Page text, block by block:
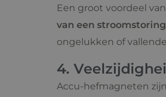
Een groot voordeel
van een stroomstoring
ongelukken of
4.
Accu-hefmagneten